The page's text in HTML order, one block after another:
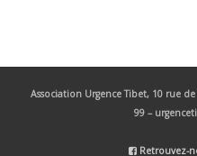
Association Urgence Tibet, 10 rue
99 –
Retrouvez-